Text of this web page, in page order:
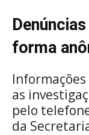
forma
as
pelo
da